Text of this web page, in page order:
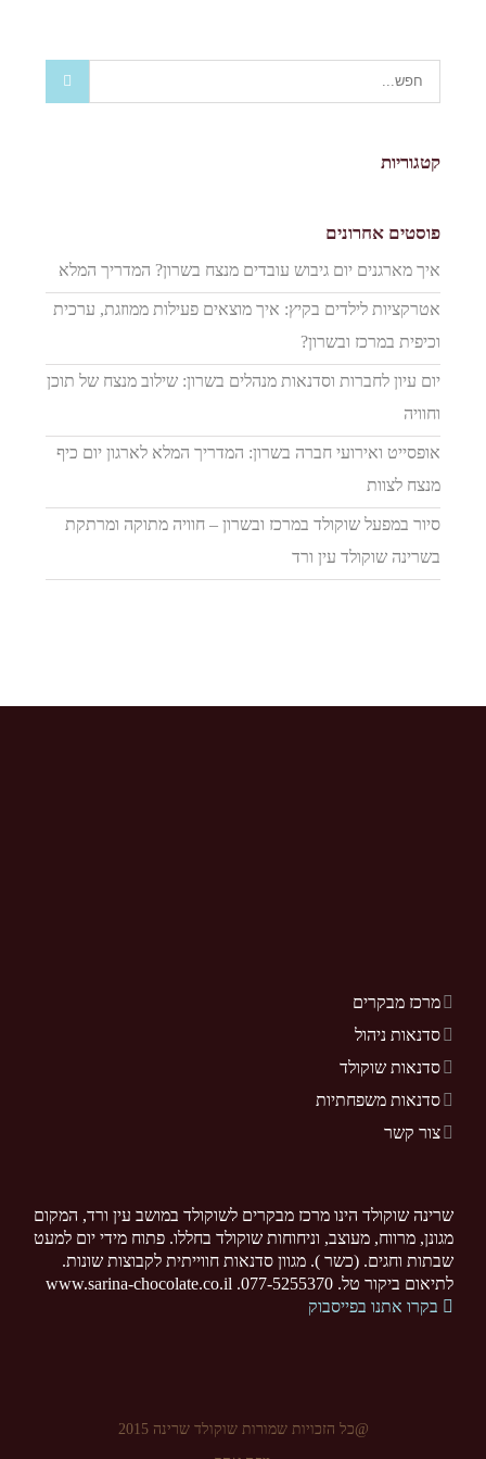
קטגוריות
פוסטים אחרונים
איך מארגנים יום גיבוש עובדים מנצח בשרון? המדריך המלא
אטרקציות לילדים בקיץ: איך מוצאים פעילות ממוזגת, ערכית
וכיפית במרכז ובשרון?
יום עיון לחברות וסדנאות מנהלים בשרון: שילוב מנצח של תוכן
וחוויה
אופסייט ואירועי חברה בשרון: המדריך המלא לארגון יום כיף
מנצח לצוות
סיור במפעל שוקולד במרכז ובשרון – חוויה מתוקה ומרתקת
בשרינה שוקולד עין ורד
מרכז מבקרים
סדנאות ניהול
סדנאות שוקולד
סדנאות משפחתיות
צור קשר
שרינה שוקולד הינו מרכז מבקרים לשוקולד במושב עין ורד, המקום
מגונן, מרווח, מעוצב, וניחוחות שוקולד בחללו. פתוח מידי יום למעט
שבתות וחגים. (כשר ). מגוון סדנאות חווייתית לקבוצות שונות.
לתיאום ביקור טל. 077-5255370. www.sarina-chocolate.co.il
בקרו אתנו בפייסבוק
@כל הזכויות שמורות שוקולד שרינה 2015